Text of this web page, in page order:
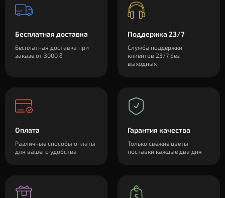
Бесплатная доставка
Бесплатная доставка при
заказе от 3000 ₴
Поддержка 23/7
Служба поддержки
клиентов 23/7 без
выходных
Оплата
Различные способы оплаты
для вашего удобства
Гарантия качества
Только свежие цветы
поставки каждые два дня